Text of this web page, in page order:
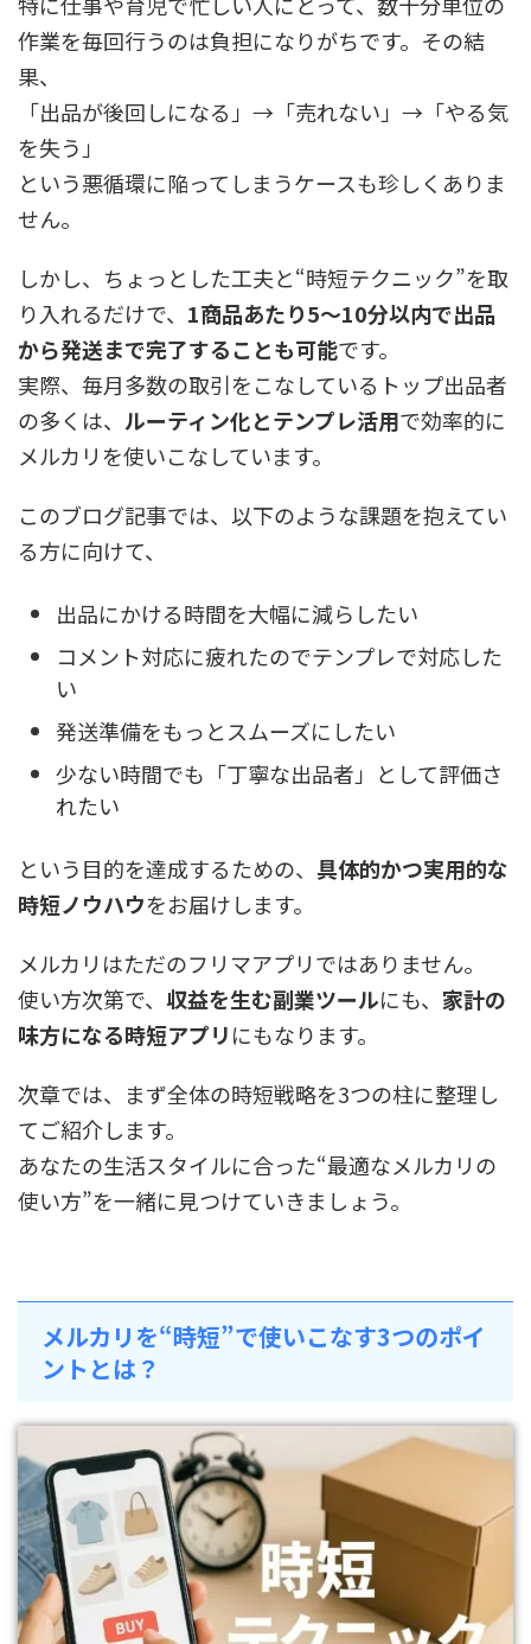
作業を毎回行うのは負担になりがちです。その結
果、
「出品が後回しになる」→「売れない」→「やる気
を失う」
という悪循環に陥ってしまうケースも珍しくありま
せん。
しかし、ちょっとした工夫と“時短テクニック”を取
り入れるだけで、 1商品あたり5〜10分以内で出品
から発送まで完了することも可能です。
実際、毎月多数の取引をこなしているトップ出品者
の多くは、 ルーティン化とテンプレ活用で効率的に
メルカリを使いこなしています。
このブログ記事では、以下のような課題を抱えてい
る方に向けて、
出品にかける時間を大幅に減らしたい
コメント対応に疲れたのでテンプレで対応した
い
発送準備をもっとスムーズにしたい
少ない時間でも「丁寧な出品者」として評価さ
れたい
という目的を達成するための、 具体的かつ実用的な
時短ノウハウをお届けします。
メルカリはただのフリマアプリではありません。
使い方次第で、 収益を生む副業ツールにも、 家計の
味方になる時短アプリにもなります。
次章では、まず全体の時短戦略を3つの柱に整理し
てご紹介します。
あなたの生活スタイルに合った“最適なメルカリの
使い方”を一緒に見つけていきましょう。
メルカリを“時短”で使いこなす3つのポイ
ントとは？